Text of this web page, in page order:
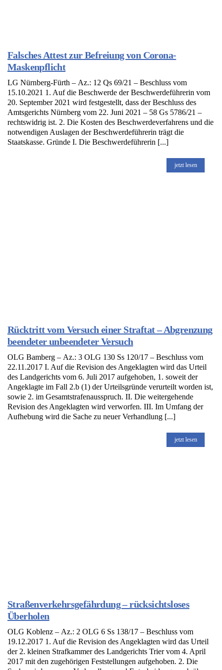
Falsches Attest zur Befreiung von Corona-
Maskenpflicht
LG Nürnberg-Fürth – Az.: 12 Qs 69/21 – Beschluss vom
15.10.2021 1. Auf die Beschwerde der Beschwerdeführerin vom
20. September 2021 wird festgestellt, dass der Beschluss des
Amtsgerichts Nürnberg vom 22. Juni 2021 – 58 Gs 5786/21 –
rechtswidrig ist. 2. Die Kosten des Beschwerdeverfahrens und die
notwendigen Auslagen der Beschwerdeführerin trägt die
Staatskasse. Gründe I. Die Beschwerdeführerin [...]
jetzt lesen
Rücktritt vom Versuch einer Straftat – Abgrenzung
beendeter unbeendeter Versuch
OLG Bamberg – Az.: 3 OLG 130 Ss 120/17 – Beschluss vom
22.11.2017 I. Auf die Revision des Angeklagten wird das Urteil
des Landgerichts vom 6. Juli 2017 aufgehoben, 1. soweit der
Angeklagte im Fall 2.b (1) der Urteilsgründe verurteilt worden ist,
sowie 2. im Gesamtstrafenausspruch. II. Die weitergehende
Revision des Angeklagten wird verworfen. III. Im Umfang der
Aufhebung wird die Sache zu neuer Verhandlung [...]
jetzt lesen
Straßenverkehrsgefährdung – rücksichtsloses
Überholen
OLG Koblenz – Az.: 2 OLG 6 Ss 138/17 – Beschluss vom
19.12.2017 1. Auf die Revision des Angeklagten wird das Urteil
der 2. kleinen Strafkammer des Landgerichts Trier vom 4. April
2017 mit den zugehörigen Feststellungen aufgehoben. 2. Die